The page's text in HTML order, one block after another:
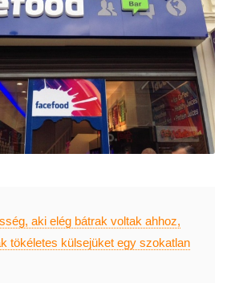
aki elég bátrak voltak ahhoz,
tökéletes külsejüket egy szokatlan